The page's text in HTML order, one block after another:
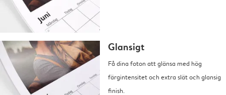
Glansigt
Få dina foton att glänsa med hög
färgintensitet och extra slät och glansig
finish.